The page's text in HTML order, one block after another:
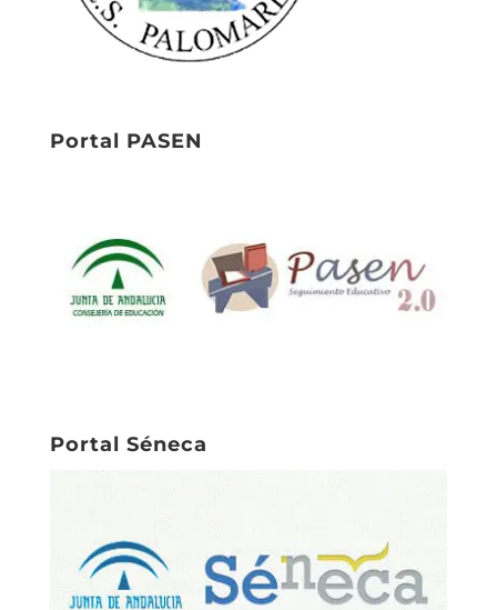
Portal PASEN
Portal Séneca